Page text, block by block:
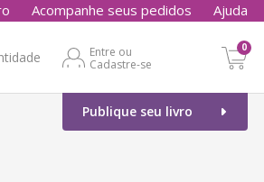
Acompanhe seus pedidos Ajuda
Entre ou
Cadastre-se
0
Publique seu livro